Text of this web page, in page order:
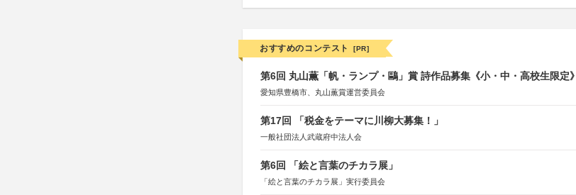
おすすめのコンテスト [PR]
第6回 丸山薫「帆・ランプ・鷗」賞 詩作品募集《小・中・高校生限定》
愛知県豊橋市、丸山薫賞運営委員会
第17回 「税金をテーマに川柳大募集！」
一般社団法人武蔵府中法人会
第6回 「絵と言葉のチカラ展」
「絵と言葉のチカラ展」実行委員会